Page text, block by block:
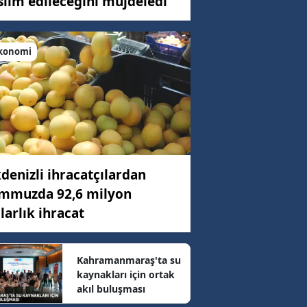
km/h
km/h
km/h
km/h
ihracatçılardan
92,6 milyon
ihracat
Kahramanmaraş'ta su
kaynakları için ortak
akıl buluşması